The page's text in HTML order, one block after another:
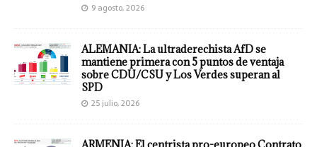
9 agosto, 2026
ALEMANIA: La ultraderechista AfD se
mantiene primera con 5 puntos de ventaja
sobre CDU/CSU y Los Verdes superan al
SPD
25 julio, 2026